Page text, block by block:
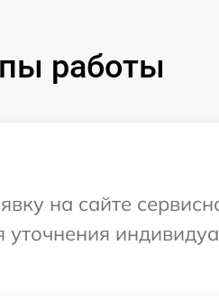
работы
на сайте